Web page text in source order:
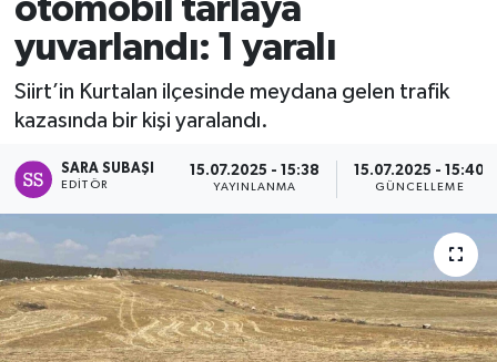
otomobil tarlaya
yuvarlandı: 1 yaralı
Siirt’in Kurtalan ilçesinde meydana gelen trafik
kazasında bir kişi yaralandı.
SARA SUBAŞI
EDITÖR
15.07.2025 - 15:38
YAYINLANMA
15.07.2025 - 15:40
GÜNCELLEME
Yaşam